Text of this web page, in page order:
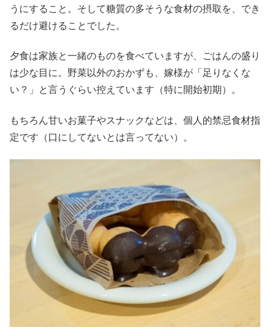
うにすること。そして糖質の多そうな食材の摂取を、でき
るだけ避けることでした。
夕食は家族と一緒のものを食べていますが、ごはんの盛り
は少な目に。野菜以外のおかずも、嫁様が「足りなくな
い？」と言うぐらい控えています（特に開始初期）。
もちろん甘いお菓子やスナックなどは、個人的禁忌食材指
定です（口にしてないとは言ってない）。